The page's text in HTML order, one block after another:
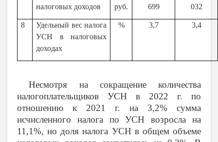
налоговых доходов
руб.
699
032
8
Удельный вес налога
УСН в налоговых
доходах
% 3,7 3,4
Несмотря на сокращение количества
налогоплательщиков УСН в 2022 г. по
отношению к 2021 г. на 3,2% сумма
исчисленного налога по УСН возросла на
11,1%, но доля налога УСН в общем объеме